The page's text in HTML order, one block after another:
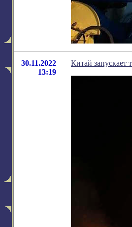
30.11.2022
13:19
Китай запускает